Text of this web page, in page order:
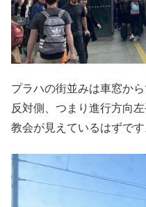
プラハの街並みは車窓から
反対側、つまり進行方向
教会が見えているはずです